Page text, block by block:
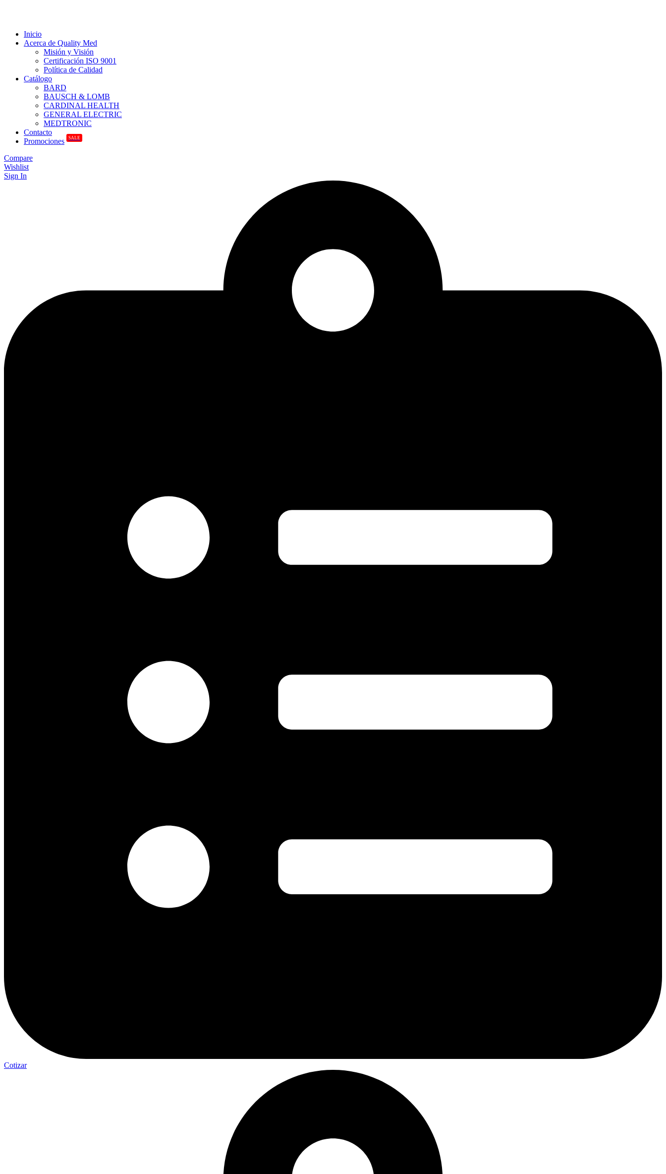
Inicio
Acerca de Quality Med
Misión y Visión
Certificación ISO 9001
Política de Calidad
Catálogo
BARD
BAUSCH & LOMB
CARDINAL HEALTH
GENERAL ELECTRIC
MEDTRONIC
Contacto
Promociones
SALE
Compare
Wishlist
Sign In
Cotizar